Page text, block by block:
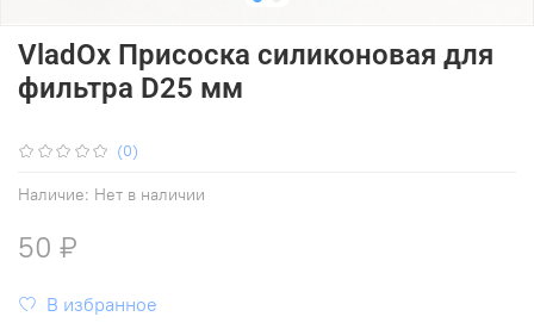
(0)
Наличие: Нет в наличии
VladOx Присоска силиконовая для
фильтра D25 мм
50 ₽
В избранное